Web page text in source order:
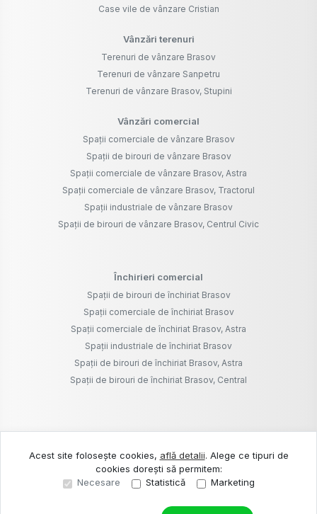
Case vile de vânzare Cristian
Vânzări terenuri
Terenuri de vânzare Brasov
Terenuri de vânzare Sanpetru
Terenuri de vânzare Brasov, Stupini
Vânzări comercial
Spații comerciale de vânzare Brasov
Spații de birouri de vânzare Brasov
Spații comerciale de vânzare Brasov, Astra
Spații comerciale de vânzare Brasov, Tractorul
Spații industriale de vânzare Brasov
Spații de birouri de vânzare Brasov, Centrul Civic
Închirieri comercial
Spații de birouri de închiriat Brasov
Spații comerciale de închiriat Brasov
Spații comerciale de închiriat Brasov, Astra
Spații industriale de închiriat Brasov
Spații de birouri de închiriat Brasov, Astra
Spații de birouri de închiriat Brasov, Central
Site creat în
Acest site folosește cookies, află detalii. Alege ce tipuri de
cookies dorești să permitem:
Necesare
Statistică Marketing